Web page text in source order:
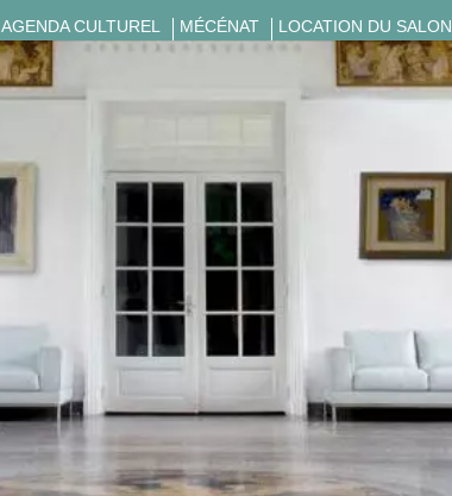
AGENDA CULTUREL MÉCÉNAT LOCATION DU SALON